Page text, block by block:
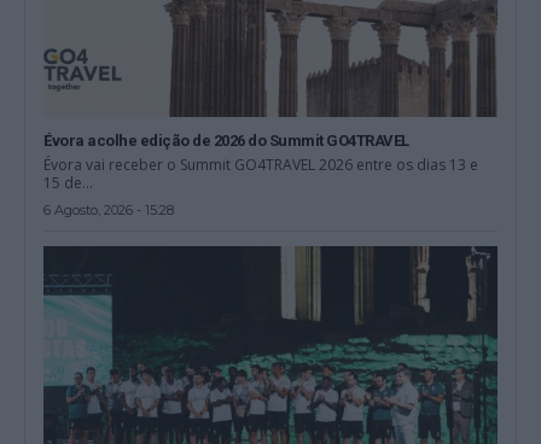
Évora acolhe edição de 2026 do Summit GO4TRAVEL
Évora vai receber o Summit GO4TRAVEL 2026 entre os dias 13 e
15 de...
6 Agosto, 2026 - 15:28